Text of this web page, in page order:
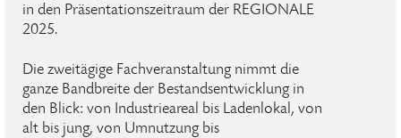
in den Präsentationszeitraum der REGIONALE
2025.
Die zweitägige Fachveranstaltung nimmt die
ganze Bandbreite der Bestandsentwicklung in
den Blick: von Industrieareal bis Ladenlokal, von
alt bis jung, von Umnutzung bis